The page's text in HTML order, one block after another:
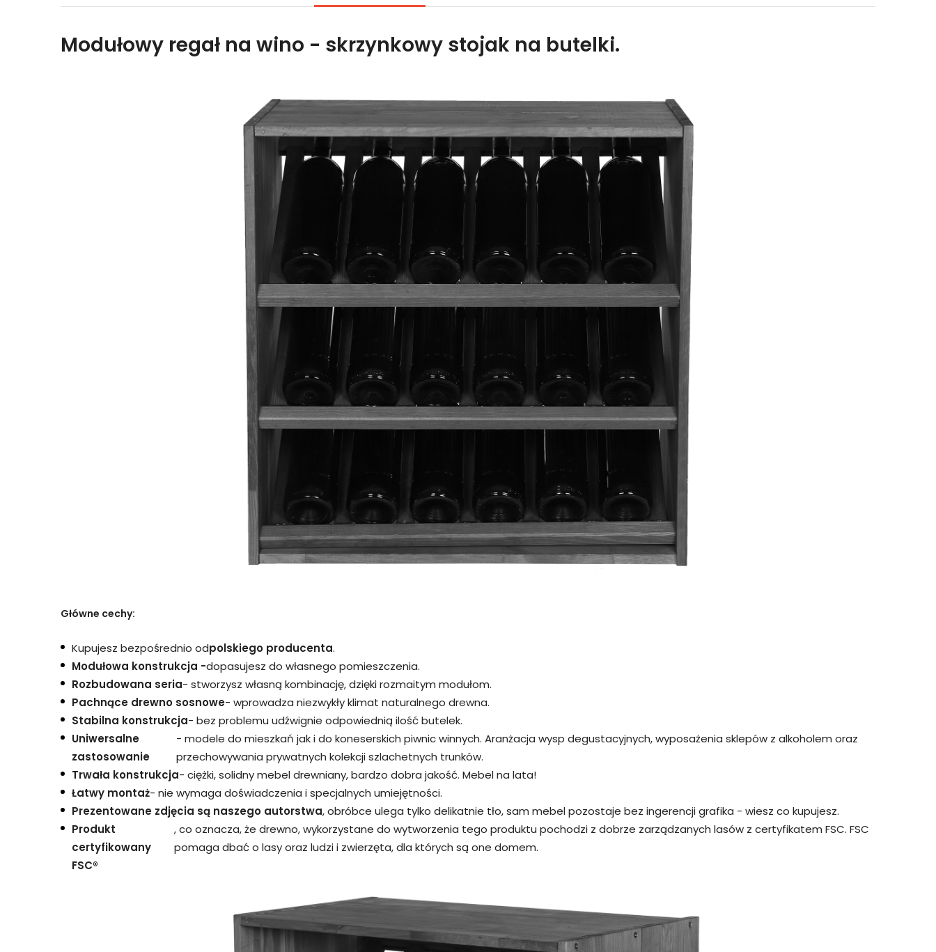
Modułowy regał na wino - skrzynkowy stojak na butelki.
Główne cechy:
Kupujesz bezpośrednio odpolskiego producenta.
Modułowa konstrukcja -dopasujesz do własnego pomieszczenia.
Rozbudowana seria- stworzysz własną kombinację, dzięki rozmaitym modułom.
Pachnące drewno sosnowe- wprowadza niezwykły klimat naturalnego drewna.
Stabilna konstrukcja- bez problemu udźwignie odpowiednią ilość butelek.
Uniwersalne
zastosowanie
- modele do mieszkań jak i do koneserskich piwnic winnych. Aranżacja wysp degustacyjnych, wyposażenia sklepów z alkoholem oraz
przechowywania prywatnych kolekcji szlachetnych trunków.
Trwała konstrukcja- ciężki, solidny mebel drewniany, bardzo dobra jakość. Mebel na lata!
Łatwy montaż- nie wymaga doświadczenia i specjalnych umiejętności.
Prezentowane zdjęcia są naszego autorstwa, obróbce ulega tylko delikatnie tło, sam mebel pozostaje bez ingerencji grafika - wiesz co kupujesz.
Produkt
certyfikowany
FSC®
, co oznacza, że drewno, wykorzystane do wytworzenia tego produktu pochodzi z dobrze zarządzanych lasów z certyfikatem FSC. FSC
pomaga dbać o lasy oraz ludzi i zwierzęta, dla których są one domem.